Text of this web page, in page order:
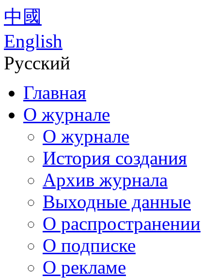
中國
English
Русский
Главная
О журнале
О журнале
История создания
Архив журнала
Выходные данные
О распространении
О подписке
О рекламе